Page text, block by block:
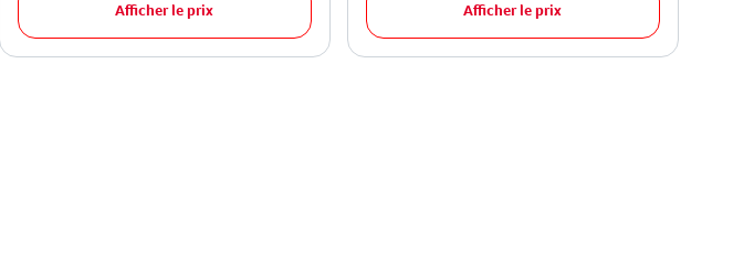
Afficher le prix Afficher le prix